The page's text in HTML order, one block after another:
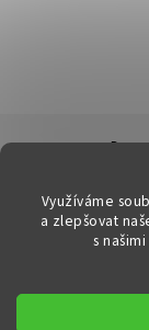
2026 ©
Využíváme
a zlepšovat
s